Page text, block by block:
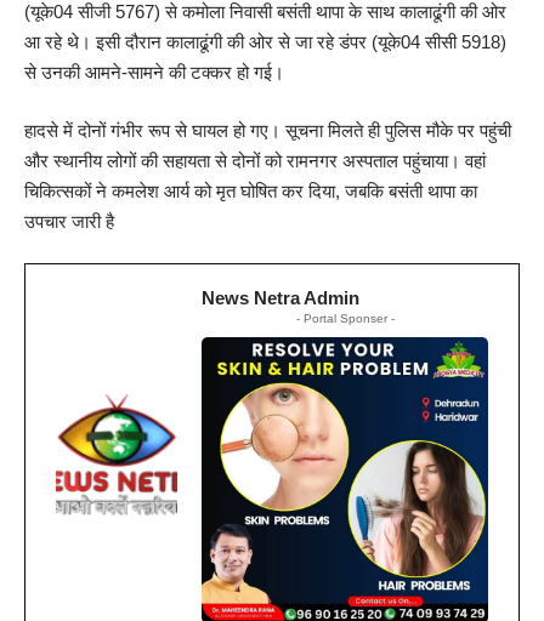
(यूके04 सीजी 5767) से कमोला निवासी बसंती थापा के साथ कालाढूंगी की ओर
आ रहे थे। इसी दौरान कालाढूंगी की ओर से जा रहे डंपर (यूके04 सीसी 5918)
से उनकी आमने-सामने की टक्कर हो गई।
हादसे में दोनों गंभीर रूप से घायल हो गए। सूचना मिलते ही पुलिस मौके पर पहुंची
और स्थानीय लोगों की सहायता से दोनों को रामनगर अस्पताल पहुंचाया। वहां
चिकित्सकों ने कमलेश आर्य को मृत घोषित कर दिया, जबकि बसंती थापा का
उपचार जारी है
News Netra Admin
- Portal Sponser -